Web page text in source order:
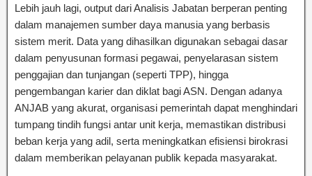
Lebih jauh lagi, output dari Analisis Jabatan berperan penting
dalam manajemen sumber daya manusia yang berbasis
sistem merit. Data yang dihasilkan digunakan sebagai dasar
dalam penyusunan formasi pegawai, penyelarasan sistem
penggajian dan tunjangan (seperti TPP), hingga
pengembangan karier dan diklat bagi ASN. Dengan adanya
ANJAB yang akurat, organisasi pemerintah dapat menghindari
tumpang tindih fungsi antar unit kerja, memastikan distribusi
beban kerja yang adil, serta meningkatkan efisiensi birokrasi
dalam memberikan pelayanan publik kepada masyarakat.